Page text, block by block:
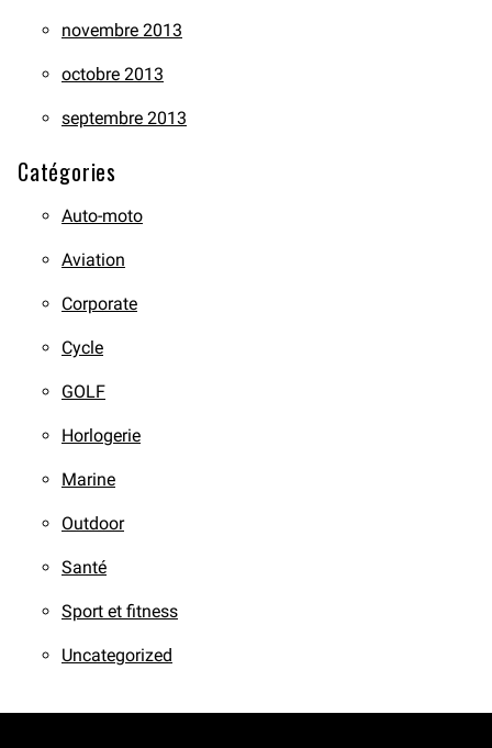
novembre 2013
octobre 2013
septembre 2013
Catégories
Auto-moto
Aviation
Corporate
Cycle
GOLF
Horlogerie
Marine
Outdoor
Santé
Sport et fitness
Uncategorized